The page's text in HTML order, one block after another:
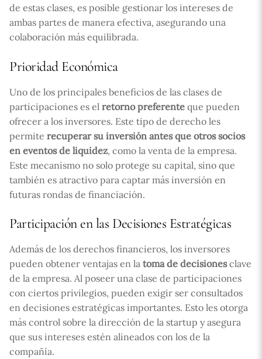
de estas clases, es posible gestionar los intereses de
ambas partes de manera efectiva, asegurando una
colaboración más equilibrada.
Prioridad Económica
Uno de los principales beneficios de las clases de
participaciones es el retorno preferente que pueden
ofrecer a los inversores. Este tipo de derecho les
permite recuperar su inversión antes que otros socios
en eventos de liquidez, como la venta de la empresa.
Este mecanismo no solo protege su capital, sino que
también es atractivo para captar más inversión en
futuras rondas de financiación.
Participación en las Decisiones Estratégicas
Además de los derechos financieros, los inversores
pueden obtener ventajas en la toma de decisionesclave
de la empresa. Al poseer una clase de participaciones
con ciertos privilegios, pueden exigir ser consultados
en decisiones estratégicas importantes. Esto les otorga
más control sobre la dirección de la startup y asegura
que sus intereses estén alineados con los de la
compañía.